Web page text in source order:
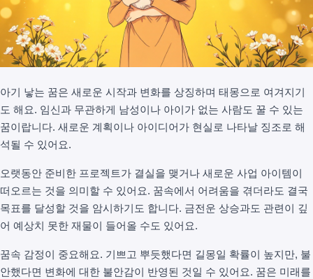
아기 낳는 꿈은 새로운 시작과 변화를 상징하며 태몽으로 여겨지기
도 해요. 임신과 무관하게 남성이나 아이가 없는 사람도 꿀 수 있는
꿈이랍니다. 새로운 계획이나 아이디어가 현실로 나타날 징조로 해
석될 수 있어요.
오랫동안 준비한 프로젝트가 결실을 맺거나 새로운 사업 아이템이
떠오르는 것을 의미할 수 있어요. 꿈속에서 어려움을 겪더라도 결국
목표를 달성할 것을 암시하기도 합니다. 금전운 상승과도 관련이 깊
어 예상치 못한 재물이 들어올 수도 있어요.
꿈속 감정이 중요해요. 기쁘고 뿌듯했다면 길몽일 확률이 높지만, 불
안했다면 변화에 대한 불안감이 반영된 것일 수 있어요. 꿈은 미래를